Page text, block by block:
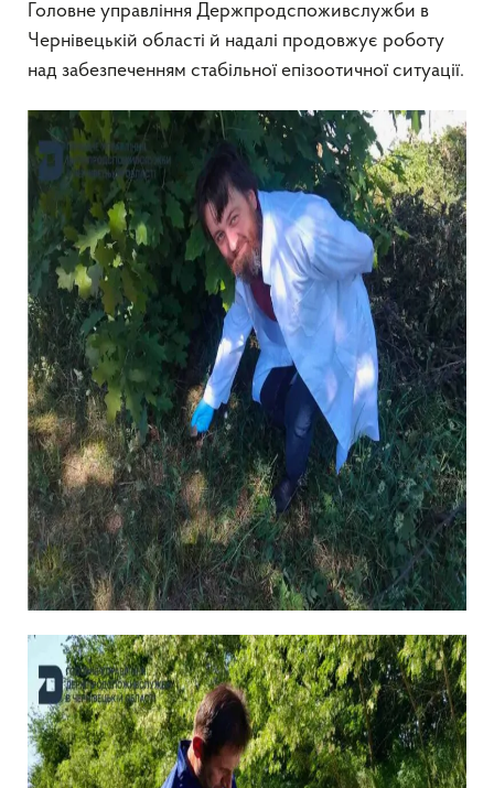
Головне управління Держпродспоживслужби в
Чернівецькій області й надалі продовжує роботу
над забезпеченням стабільної епізоотичної ситуації.